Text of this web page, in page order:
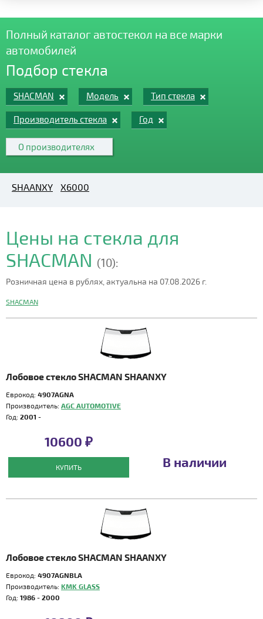
Полный каталог автостекол на все марки
автомобилей
Подбор стекла
SHACMAN Модель Тип стекла
Производитель стекла Год
О производителях
SHAANXY X6000
Цены на стекла для
SHACMAN (10):
Розничная цена в рублях, актуальна на 07.08.2026 г.
SHACMAN
Лобовое стекло SHACMAN SHAANXY
Еврокод: 4907AGNA
Производитель: AGC AUTOMOTIVE
Год: 2001 -
10600 ₽
КУПИТЬ В наличии
Лобовое стекло SHACMAN SHAANXY
Еврокод: 4907AGNBLA
Производитель: KMK GLASS
Год: 1986 - 2000